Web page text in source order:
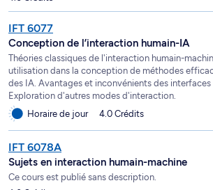
IFT 6077
Conception de l’interaction humain-IA
Théories classiques de l'interaction humain-
utilisation dans la conception de méthodes
des IA. Avantages et inconvénients des
Exploration d'autres modes d'interaction.
Horaire de jour
4.0 Crédits
IFT 6078A
Sujets en interaction humain-machine
Ce cours est publié sans description.